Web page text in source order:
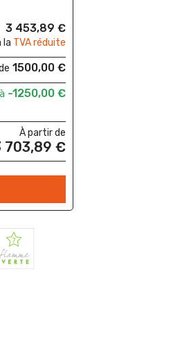
3 453,89 €
la TVA réduite
1500,00 €
-1250,00 €
À partir de
703,89 €